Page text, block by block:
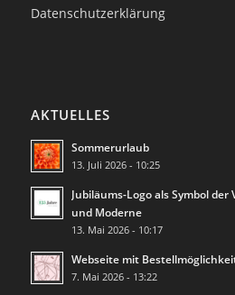
Datenschutzerklärung
AKTUELLES
Sommerurlaub
13. Juli 2026 - 10:25
Jubiläums-Logo als Symbol
und Moderne
13. Mai 2026 - 10:17
Webseite mit
7. Mai 2026 - 13:22